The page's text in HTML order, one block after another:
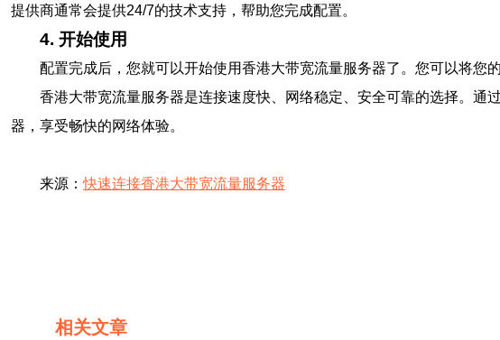
提供商通常会提供24/7的技术支持，帮助您完成配置。
4. 开始使用
配置完成后，您就可以开始使用香港大带宽流量服务器了。您可以将您
香港大带宽流量服务器是连接速度快、网络稳定、安全可靠的选择。
器，享受畅快的网络体验。
来源：快速连接香港大带宽流量服务器
相关文章